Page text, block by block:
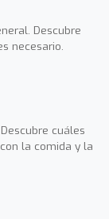
Descubre
necesario.
cuáles
la comida y la